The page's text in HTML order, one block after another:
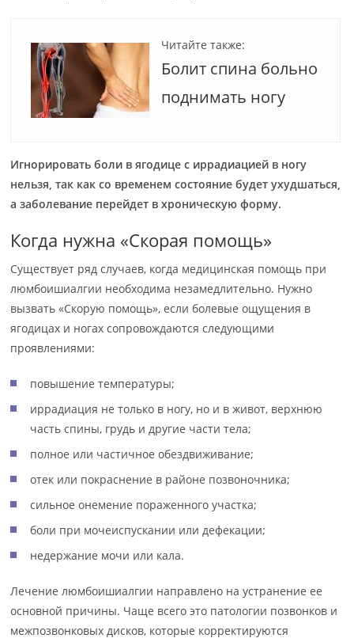
Читайте также:
Болит спина больно
поднимать ногу
Игнорировать боли в ягодице с иррадиацией в ногу
нельзя, так как со временем состояние будет ухудшаться,
а заболевание перейдет в хроническую форму.
Когда нужна «Скорая помощь»
Существует ряд случаев, когда медицинская помощь при
люмбоишиалгии необходима незамедлительно. Нужно
вызвать «Скорую помощь», если болевые ощущения в
ягодицах и ногах сопровождаются следующими
проявлениями:
повышение температуры;
иррадиация не только в ногу, но и в живот, верхнюю
часть спины, грудь и другие части тела;
полное или частичное обездвиживание;
отек или покраснение в районе позвоночника;
сильное онемение пораженного участка;
боли при мочеиспускании или дефекации;
недержание мочи или кала.
Лечение люмбоишиалгии направлено на устранение ее
основной причины. Чаще всего это патологии позвонков и
межпозвонковых дисков, которые корректируются